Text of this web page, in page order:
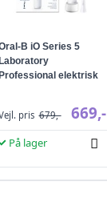
B iO Series 5
elektrisk
pris 679,- 669,-
På lager